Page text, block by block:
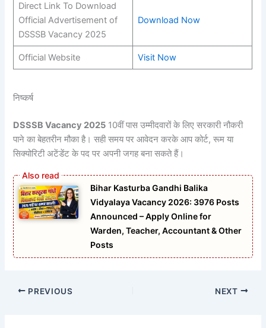
Direct Link To Download
Official Advertisement of
DSSSB Vacancy 2025
Download Now
Official Website Visit Now
निष्कर्ष
DSSSB Vacancy 2025 10वीं पास उम्मीदवारों के लिए सरकारी नौकरी
पाने का बेहतरीन मौका है। सही समय पर आवेदन करके आप कोर्ट, रूम या
सिक्योरिटी अटेंडेंट के पद पर अपनी जगह बना सकते हैं।
Bihar Kasturba Gandhi Balika
Vidyalaya Vacancy 2026: 3976 Posts
Announced – Apply Online for
Warden, Teacher, Accountant & Other
Posts
PREVIOUS NEXT